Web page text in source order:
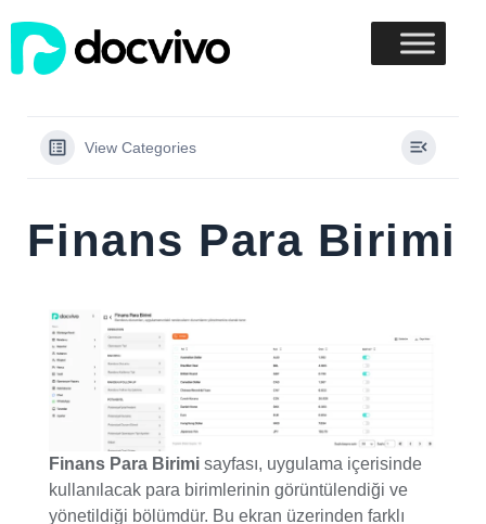
View Categories
Finans Para Birimi
Finans Para Birimi sayfası, uygulama içerisinde
kullanılacak para birimlerinin görüntülendiği ve
yönetildiği bölümdür. Bu ekran üzerinden farklı